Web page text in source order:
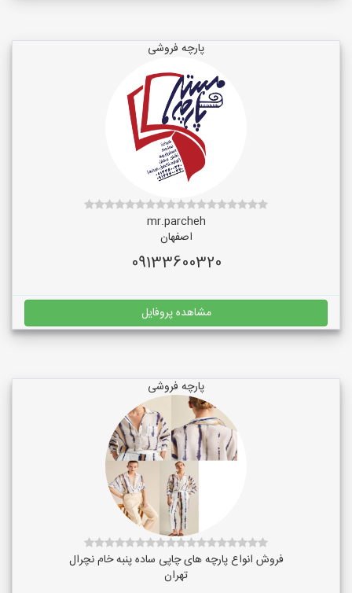
پارچه فروشی
mr.parcheh
اصفهان
09133600320
مشاهده پروفایل
پارچه فروشی
فروش انواع پارچه های چاپی ساده پنبه خام نچرال
تهران